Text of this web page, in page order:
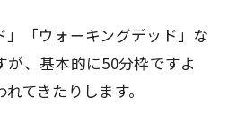
」「ウォーキングデッド」な
が、基本的に50分枠ですよ
てきたりします。